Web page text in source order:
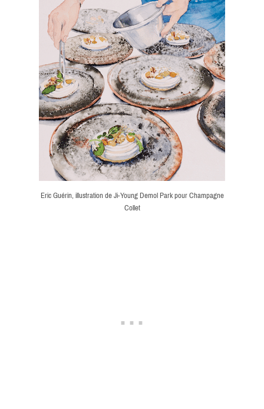
Eric Guérin, illustration de Ji-Young Demol Park pour Champagne
Collet